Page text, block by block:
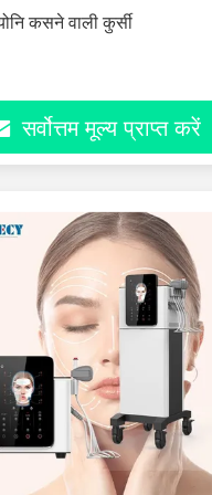
कसने वाली कुर्सी
सर्वोत्तम मूल्य प्राप्त करें